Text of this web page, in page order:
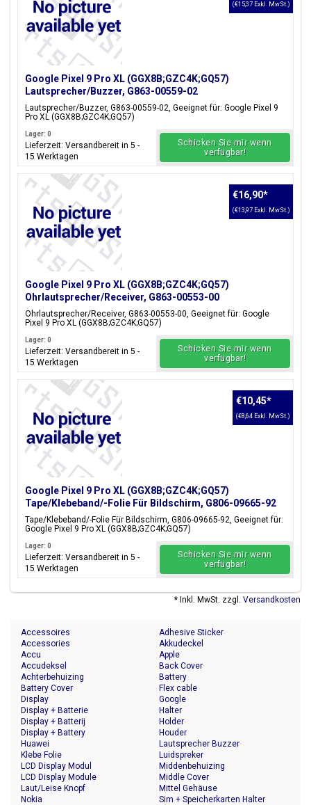
Google Pixel 9 Pro XL (GGX8B;GZC4K;GQ57)
Lautsprecher/Buzzer, G863-00559-02
Lautsprecher/Buzzer, G863-00559-02, Geeignet für: Google Pixel 9
Pro XL (GGX8B;GZC4K;GQ57)
(€15,37 Exkl. MwSt.)
Lager: 0
Lieferzeit: Versandbereit in 5 -
15 Werktagen
Schicken Sie mir wenn
verfügbar!
Google Pixel 9 Pro XL (GGX8B;GZC4K;GQ57)
Ohrlautsprecher/Receiver, G863-00553-00
Ohrlautsprecher/Receiver, G863-00553-00, Geeignet für: Google
Pixel 9 Pro XL (GGX8B;GZC4K;GQ57)
€16,90*
(€13,97 Exkl. MwSt.)
Lager: 0
Lieferzeit: Versandbereit in 5 -
15 Werktagen
Schicken Sie mir wenn
verfügbar!
Google Pixel 9 Pro XL (GGX8B;GZC4K;GQ57)
Tape/Klebeband/-Folie Für Bildschirm, G806-09665-92
Tape/Klebeband/-Folie Für Bildschirm, G806-09665-92, Geeignet für:
Google Pixel 9 Pro XL (GGX8B;GZC4K;GQ57)
€10,45*
(€8,64 Exkl. MwSt.)
Lager: 0
Lieferzeit: Versandbereit in 5 -
15 Werktagen
Schicken Sie mir wenn
verfügbar!
* Inkl. MwSt. zzgl. Versandkosten
Accessoires
Accessories
Accu
Accudeksel
Achterbehuizing
Adhesive Sticker
Akkudeckel
Apple
Back Cover
Battery
Battery Cover
Display
Display + Batterie
Display + Batterij
Display + Battery
Flex cable
Google
Halter
Holder
Houder
Huawei
Klebe Folie
LCD Display Modul
LCD Display Module
Laut/Leise Knopf
Lautsprecher Buzzer
Luidspreker
Middenbehuizing
Middle Cover
Mittel Gehäuse
Nokia
Sim + Speicherkarten Halter